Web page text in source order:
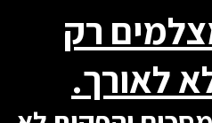
רק
לאורך.